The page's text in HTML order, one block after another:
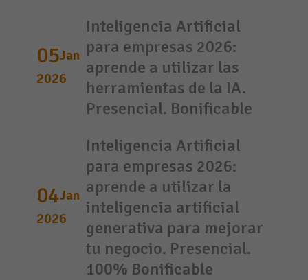
05Jan
2026
Inteligencia Artificial
para empresas 2026:
aprende a utilizar las
herramientas de la IA.
Presencial. Bonificable
04Jan
2026
Inteligencia Artificial
para empresas 2026:
aprende a utilizar la
inteligencia artificial
generativa para mejorar
tu negocio. Presencial.
100% Bonificable